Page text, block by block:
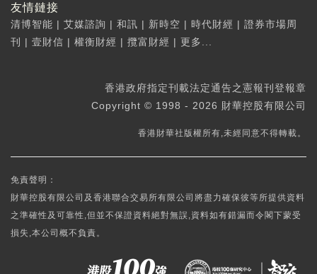
友情鏈接
清博智能 | 艾媒諮詢 | 和訊 | 新時空 | 時代財經 | 證券市場周
刊
| 壹財信 | 權衡財經 | 攬富財經 | 更多...
香港政府指定刊載法定通告之憲報刊登報章
Copyright © 1998 - 2026 財華控股有限公司
香港財華社版權所有,未經同意不得轉載。
免責聲明：
財華控股有限公司及香港聯合交易所有限公司將盡力確保彼等所提供資料
之準確性及可靠性,但並不保證資料絕對無誤,資料如有錯漏而令閣下蒙受
損失,本公司概不負責。